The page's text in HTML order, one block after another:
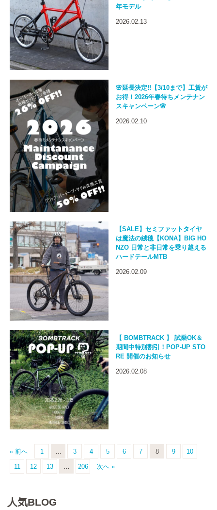
年モデル
2026.02.13
🌸延長決定!!【3/10まで】工賃が
お得！2026年春待ちメンテナン
スキャンペーン🌸
2026.02.10
【SALE】セミファットタイヤ
は魔法の絨毯【KONA】BIG HO
NZO 日常と非日常を乗り越える
ハードテールMTB
2026.02.09
【 BOMBTRACK 】 試乗OK＆
期間中特別割引！POP-UP STO
RE 開催のお知らせ
2026.02.08
« 前へ 1 3 4 5 6 7 8 9 10
11 12 13 206 次へ »
人気BLOG